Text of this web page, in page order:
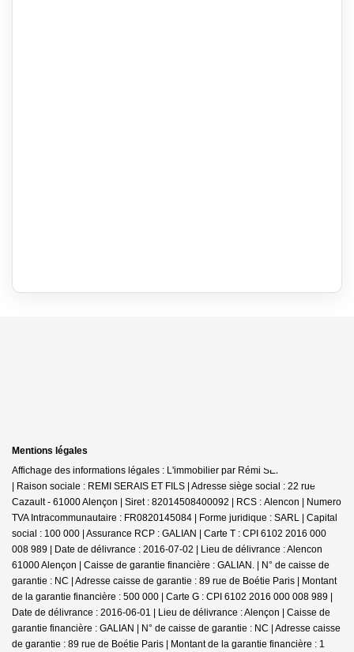
Mentions légales
Affichage des informations légales : L'immobilier par Rémi SERAIS - Alençon
| Raison sociale : REMI SERAIS ET FILS | Adresse siège social : 22 rue
Cazault - 61000 Alençon | Siret : 82014508400092 | RCS : Alencon | Numero
TVA Intracommunautaire : FR0820145084 | Forme juridique : SARL | Capital
social : 100 000 | Assurance RCP : GALIAN | Carte T : CPI 6102 2016 000
008 989 | Date de délivrance : 2016-07-02 | Lieu de délivrance : Alencon
61000 Alençon | Caisse de garantie financière : GALIAN. | N° de caisse de
garantie : NC | Adresse caisse de garantie : 89 rue de Boétie Paris | Montant
de la garantie financière : 500 000 | Carte G : CPI 6102 2016 000 008 989 |
Date de délivrance : 2016-06-01 | Lieu de délivrance : Alençon | Caisse de
garantie financière : GALIAN | N° de caisse de garantie : NC | Adresse caisse
de garantie : 89 rue de Boétie Paris | Montant de la garantie financière : 1